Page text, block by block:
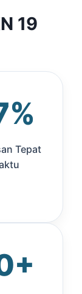
19
Tepat